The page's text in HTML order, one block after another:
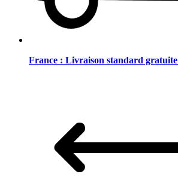
France : Livraison standard gratuite